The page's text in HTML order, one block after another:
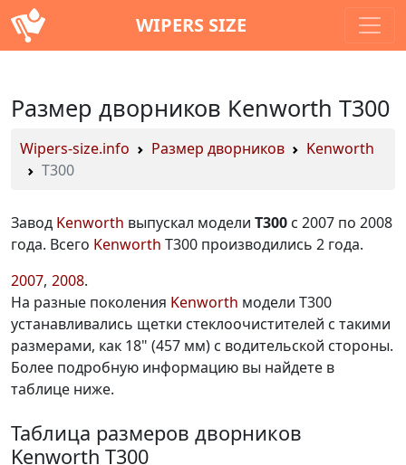
WIPERS SIZE
Размер дворников Kenworth T300
Wipers-size.info Размер дворников
Kenworth
T300
Завод Kenworth выпускал модели T300 с 2007 по 2008
года. Всего Kenworth T300 производились 2 года.
2007 2008
На разные поколения Kenworth модели T300
устанавливались щетки стеклоочистителей с такими
размерами, как 18" (457 мм) с водительской стороны.
Более подробную информацию вы найдете в
таблице ниже.
Таблица размеров дворников
Kenworth T300